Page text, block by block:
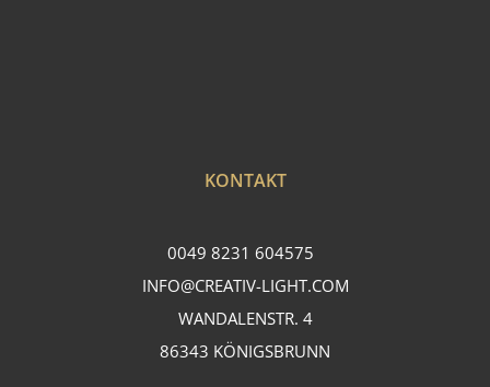
KONTAKT
0049 8231 604575
INFO@CREATIV-LIGHT.COM
WANDALENSTR. 4
86343 KÖNIGSBRUNN